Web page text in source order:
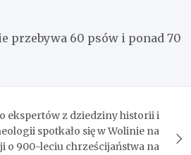
przebywa 60 psów i ponad 70
ekspertów z dziedziny historii i
spotkało się w Wolinie na
o 900-leciu chrześcijaństwa na